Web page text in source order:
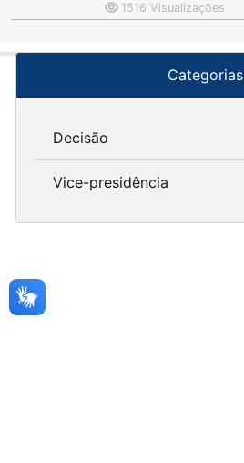
1516 Visualizações
Categorias
Decisão
Vice-presidência